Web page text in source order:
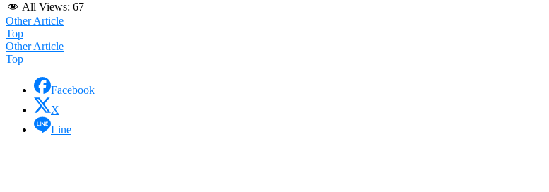
All Views: 67
Other Article
Top
Other Article
Top
Facebook
X
Line